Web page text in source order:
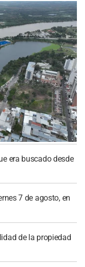
era buscado desde
7 de agosto, en
de la propiedad